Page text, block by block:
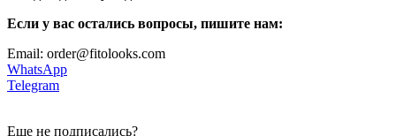
Если у вас остались вопросы, пишите нам:
Email: order@fitolooks.com
WhatsApp
Telegram
Еще не подписались?